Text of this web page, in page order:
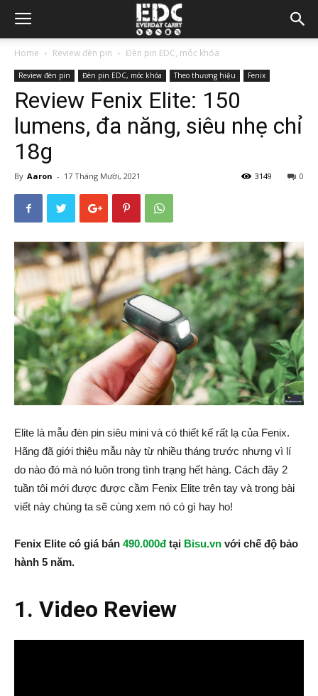
Home Review đèn pin Đèn pin EDC, móc khóa
Review đèn pin Đèn pin EDC, móc khóa Theo thương hiệu Fenix
Review Fenix Elite: 150
lumens, đa năng, siêu nhẹ chỉ
18g
By Aaron - 17 Tháng Mười, 2021 0
3149
Elite là mẫu đèn pin siêu mini và có thiết kế rất lạ của Fenix.
Hãng đã giới thiệu mẫu này từ nhiều tháng trước nhưng vì lí
do nào đó mà nó luôn trong tình trạng hết hàng. Cách đây 2
tuần tôi mới được được cầm Fenix Elite trên tay và trong bài
viết này chúng ta sẽ cùng xem nó có gì hay ho!
Fenix Elite có giá bán 490.000đtại Bisu.vn với chế độ bảo
hành 5 năm.
1. Video Review